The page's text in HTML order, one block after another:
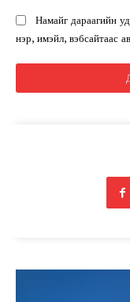
Намайг дараагийн
нэр, имэйл, вэбсайтаас